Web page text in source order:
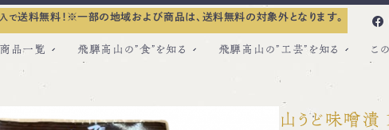
で送料無料！ ※一部の地域および商品は、送料無料の対象外となります。
品一覧 飛騨高山の”食”を知る 飛騨高山の”工芸”を知る こ
山うど味噌漬